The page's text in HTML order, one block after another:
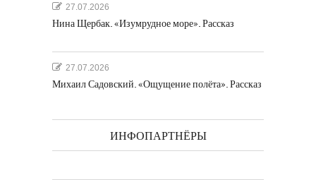
27.07.2026
Нина Щербак. «Изумрудное море». Рассказ
27.07.2026
Михаил Садовский. «Ощущение полёта». Рассказ
ИНФОПАРТНЁРЫ